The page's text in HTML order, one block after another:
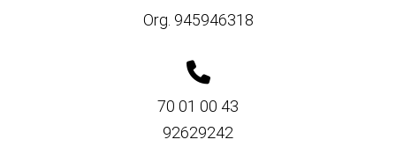
Org. 945946318
70 01 00 43
92629242